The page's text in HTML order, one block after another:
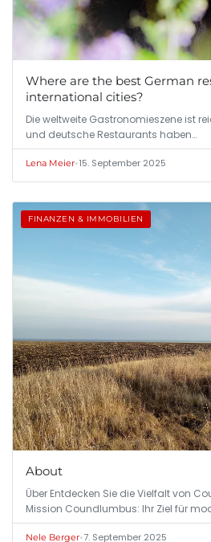
Where are the best German
international cities?
Die weltweite Gastronomieszene ist
und deutsche Restaurants haben…
Lena Meier•15. September 2025
FINANZEN & IMMOBILIEN
About
Über Entdecken Sie die Vielfalt von
Mission Coundlumbus: Ihr Ziel für
Nele Berger•7. September 2025